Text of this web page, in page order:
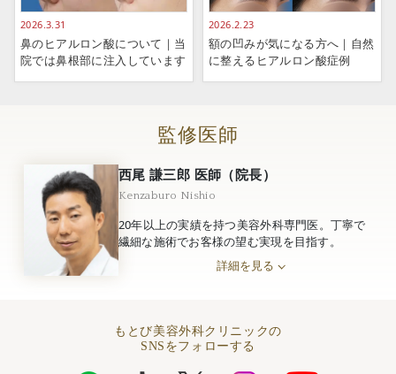
2026.3.31
鼻のヒアルロン酸について｜当
院では鼻根部に注入しています
2026.2.23
額の凹みが気になる方へ｜自然
に整えるヒアルロン酸症例
監修医師
西尾 謙三郎 医師（院長）
Kenzaburo Nishio
20年以上の実績を持つ美容外科専門医。丁寧で
繊細な施術でお客様の望む実現を目指す。
詳細を見る
もとび美容外科クリニックの
SNSをフォローする